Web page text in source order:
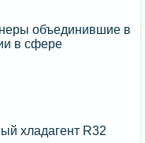
объединившие в
в сфере
хладагент R32